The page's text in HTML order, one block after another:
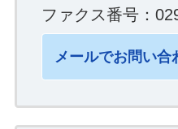
ファクス番号：
メールでお問い合